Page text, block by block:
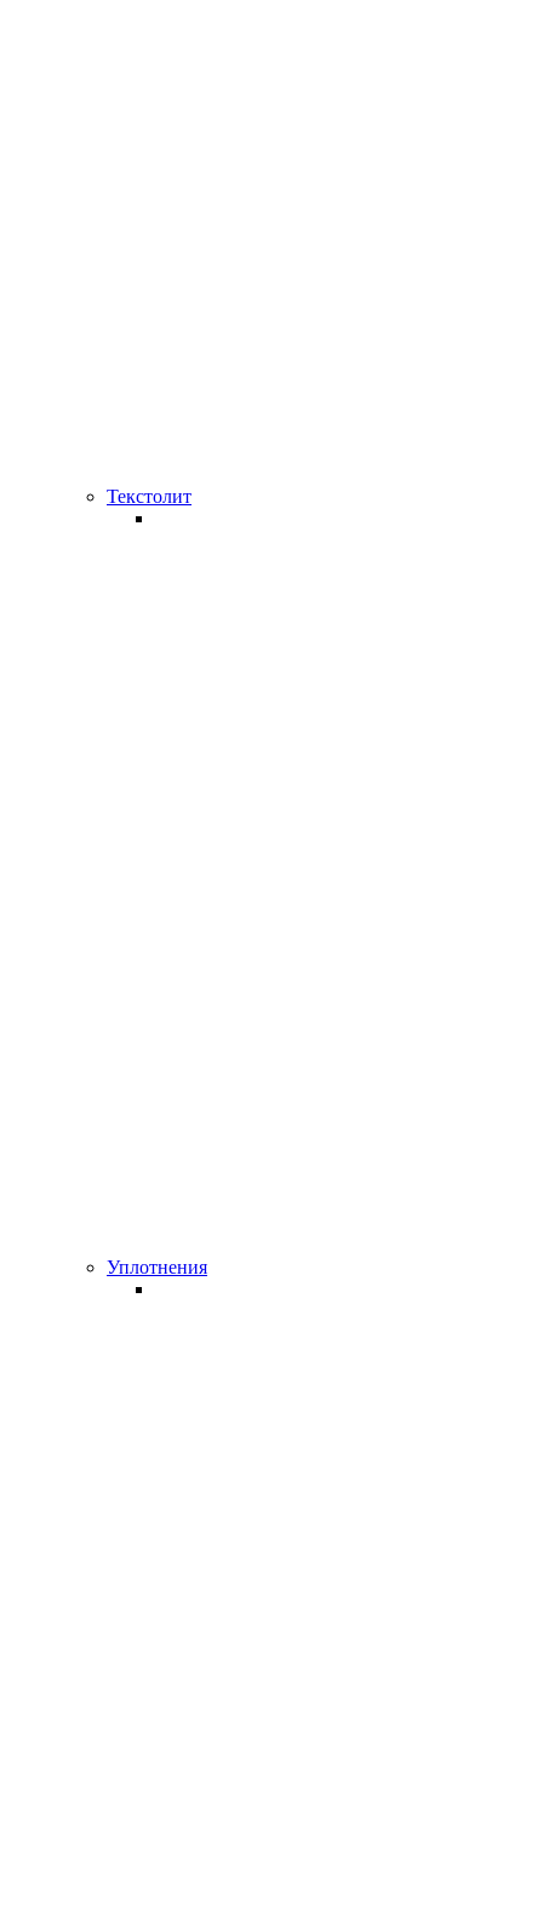
Текстолит
Уплотнения